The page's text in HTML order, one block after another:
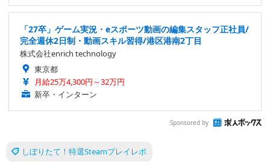
「27卒」ゲーム実況・eスポーツ動画の編集スタッフ正社員/
完全週休2日制・動画スキル習得/港区港南2丁目
株式会社enrich technology
東京都
月給25万4,300円～32万円
新卒・インターン
Sponsored by
しぼりたて！特選Steamプレイレポ